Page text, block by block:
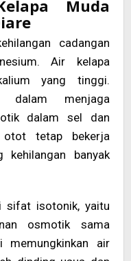
Muda
cadangan
Air kelapa
yang tinggi.
dalam menjaga
dalam sel dan
tetap bekerja
banyak
sifat isotonik, yaitu
osmotik sama
air